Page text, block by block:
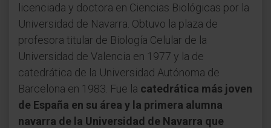
licenciada y doctora en Ciencias Biológicas por la
Universidad de Navarra. Obtuvo la plaza de
profesora titular de Biología Celular de la
Universidad de Valencia en 1977 y la de
catedrática de la Universidad Autónoma de
Barcelona en 1983. Fue la catedrática más joven
de España en su área y la primera alumna
navarra de la Universidad de Navarra que